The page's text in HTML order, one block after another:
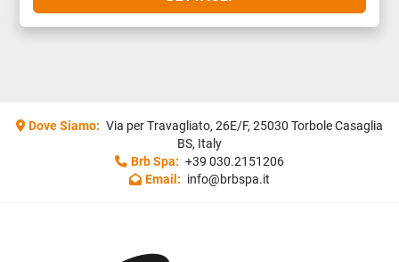
Dove Siamo: Via per Travagliato, 26E/F, 25030 Torbole Casaglia
BS, Italy
Brb Spa: +39 030.2151206
Email: info@brbspa.it